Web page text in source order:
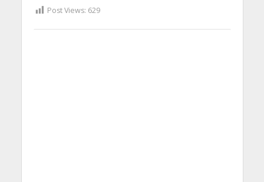
Post Views: 629